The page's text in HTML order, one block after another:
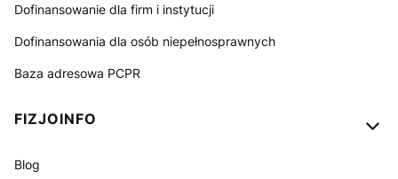
Dofinansowanie dla firm i instytucji
Dofinansowania dla osób niepełnosprawnych
Baza adresowa PCPR
FIZJOINFO
Blog